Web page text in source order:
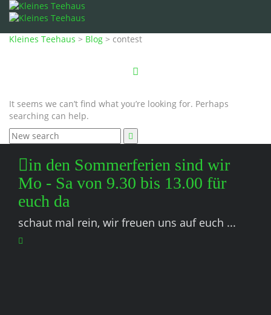
Kleines Teehaus > Blog > contest
It seems we can’t find what you’re looking for. Perhaps
searching can help.
in den Sommerferien sind wir
Mo - Sa von 9.30 bis 13.00 für
euch da
schaut mal rein, wir freuen uns auf euch ...